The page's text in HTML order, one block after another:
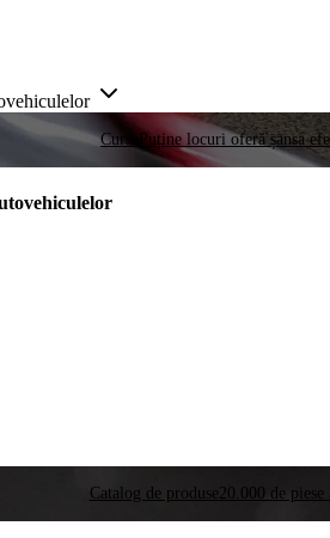
Curse Puține locuri oferă șansa
Catalog de produse 20.000 de